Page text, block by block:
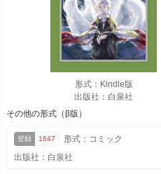
形式：Kindle版
出版社：白泉社
その他の形式（β版）
登録 1647
形式：コミック
出版社：白泉社